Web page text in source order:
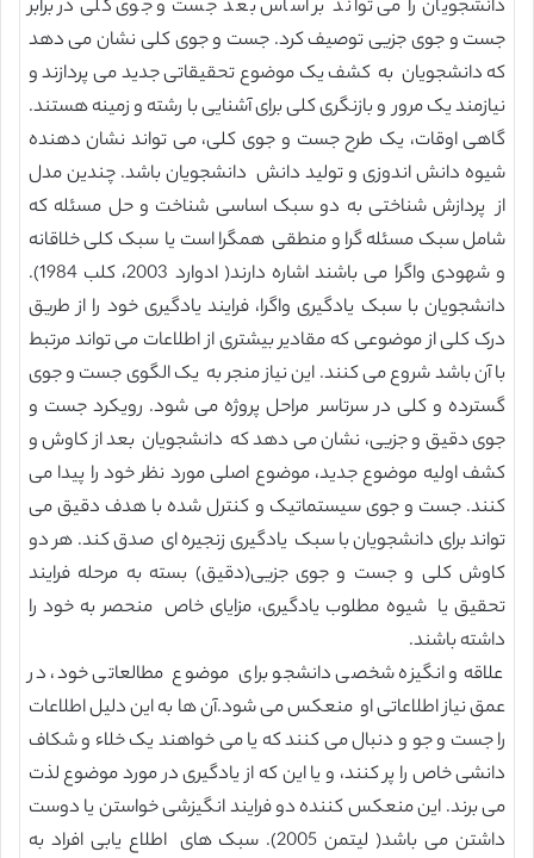
دانشجویان را می تواند بر اساس بعد جست و جوی کلی در برابر
جست و جوی جزیی توصیف کرد. جست و جوی کلی نشان می دهد
که دانشجویان به کشف یک موضوع تحقیقاتی جدید می پردازند و
نیازمند یک مرور و بازنگری کلی برای آشنایی با رشته و زمینه هستند.
گاهی اوقات، یک طرح جست و جوی کلی، می تواند نشان دهنده
شیوه دانش اندوزی و تولید دانش دانشجویان باشد. چندین مدل
از پردازش شناختی به دو سبک اساسی شناخت و حل مسئله که
شامل سبک مسئله گرا و منطقی همگرا است یا سبک کلی خلاقانه
و شهودی واگرا می باشند اشاره دارند( ادوارد 2003، کلب 1984).
دانشجویان با سبک یادگیری واگرا، فرایند یادگیری خود را از طریق
درک کلی از موضوعی که مقادیر بیشتری از اطلاعات می تواند مرتبط
با آن باشد شروع می کنند. این نیاز منجر به یک الگوی جست و جوی
گسترده و کلی در سرتاسر مراحل پروژه می شود. رویکرد جست و
جوی دقیق و جزیی، نشان می دهد که دانشجویان بعد از کاوش و
کشف اولیه موضوع جدید، موضوع اصلی مورد نظر خود را پیدا می
کنند. جست و جوی سیستماتیک و کنترل شده با هدف دقیق می
تواند برای دانشجویان با سبک یادگیری زنجیره ای صدق کند. هر دو
کاوش کلی و جست و جوی جزیی(دقیق) بسته به مرحله فرایند
تحقیق یا شیوه مطلوب یادگیری، مزایای خاص منحصر به خود را
داشته باشند.
علاقه و انگیزه شخصی دانشجو برای موضوع مطالعاتی خود، در
عمق نیاز اطلاعاتی او منعکس می شود.آن ها به این دلیل اطلاعات
را جست و جو و دنبال می کنند که یا می خواهند یک خلاء و شکاف
دانشی خاص را پر کنند، و یا این که از یادگیری در مورد موضوع لذت
می برند. این منعکس کننده دو فرایند انگیزشی خواستن یا دوست
داشتن می باشد( لیتمن 2005). سبک های اطلاع یابی افراد به